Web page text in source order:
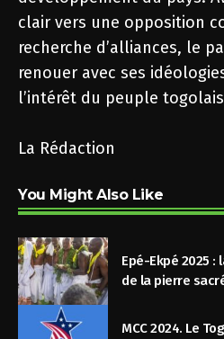
clair vers une opposition
recherche d’alliances, le
renouer avec ses
l’intérêt du peuple
La Rédaction
You Might Also Like
Epé-Ekpé 2025 :
de la pierre
MCC 2024. Le